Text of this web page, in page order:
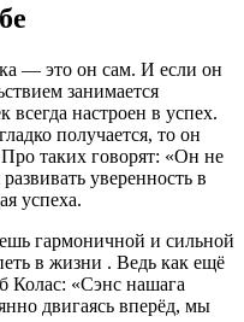
— это он сам. И если он
занимается
всегда настроен в успех.
получается, то он
таких говорят: «Он не
уверенность в
успеха.
гармоничной и сильной
в жизни . Ведь как ещё
Колас: «Сэнс нашага
двигаясь вперёд, мы